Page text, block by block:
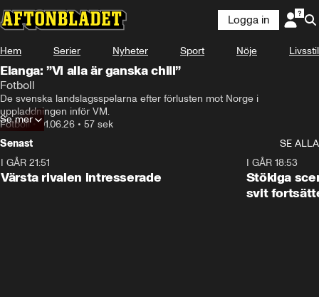
Logga in
Hem Serier Nyheter Sport Nöje Livsstil
Elanga: ”Vi alla är ganska chill”
Fotboll
De svenska landslagsspelarna efter förlusten mot Norge i
uppladdningen inför VM.
Fotboll•01.06.26 • 57 sek
Se mer
Senast
SE ALLA
I GÅR 21:51
Värsta rivalen intresserade
I GÅR 18:53
Stökiga
svit